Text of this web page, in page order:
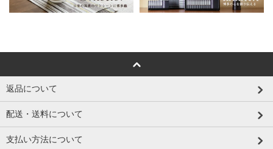
返品について
配送・送料について
支払い方法について